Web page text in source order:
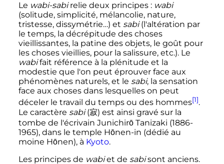
Le wabi-sabirelie deux principes : wabi
(solitude, simplicité, mélancolie, nature,
tristesse, dissymétrie…) et sabi(l'altération par
le temps, la décrépitude des choses
vieillissantes, la patine des objets, le goût pour
les choses vieillies, pour la salissure, etc.). Le
wabifait référence à la plénitude et la
modestie que l'on peut éprouver face aux
phénomènes naturels, et le sabi, la sensation
face aux choses dans lesquelles on peut
déceler le travail du temps ou des hommes[1].
Le caractère sabi (寂) est ainsi gravé sur la
tombe de l'écrivain Junichirō Tanizaki (1886-
1965), dans le temple Hōnen-in (dédié au
moine Hōnen), à Kyoto.
Les principes de wabiet de sabisont anciens.